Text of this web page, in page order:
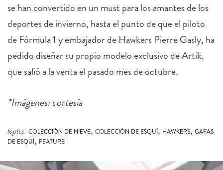
se han convertido en un must para los amantes de los
deportes de invierno, hasta el punto de que el piloto
de Fórmula 1 y embajador de Hawkers Pierre Gasly, ha
pedido diseñar su propio modelo exclusivo de Artik,
que salió a la venta el pasado mes de octubre.
*Imágenes: cortesía
topics: COLECCIÓN DE NIEVE, COLECCIÓN DE ESQUÍ, HAWKERS, GAFAS
DE ESQUÍ, FEATURE